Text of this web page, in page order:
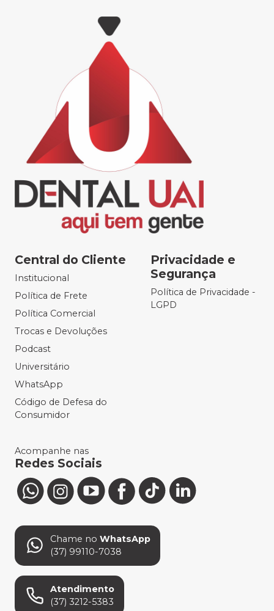
Central do Cliente
Institucional
Política de Frete
Política Comercial
Trocas e Devoluções
Podcast
Universitário
WhatsApp
Código de Defesa do
Consumidor
Privacidade e
Segurança
Política de Privacidade -
LGPD
Acompanhe nas
Redes Sociais
Chame no WhatsApp
(37) 99110-7038
Atendimento
(37) 3212-5383